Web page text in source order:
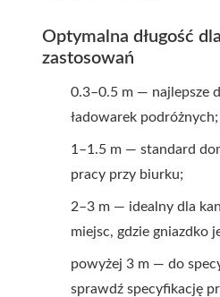
Optymalna długość
zastosowań
0.3–0.5 m — najlepsze
ładowarek podróżnych;
1–1.5 m — standard
pracy przy biurku;
2–3 m — idealny dla
miejsc, gdzie gniazdko
powyżej 3 m — do
sprawdź specyfikację